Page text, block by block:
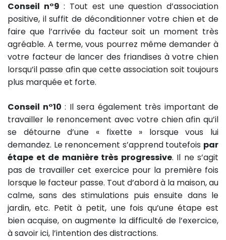
Conseil n°9 : Tout est une question d’association
positive, il suffit de déconditionner votre chien et de
faire que l’arrivée du facteur soit un moment très
agréable. A terme, vous pourrez même demander à
votre facteur de lancer des friandises à votre chien
lorsqu’il passe afin que cette association soit toujours
plus marquée et forte.
Conseil n°10 : Il sera également très important de
travailler le renoncement avec votre chien afin qu’il
se détourne d’une « fixette » lorsque vous lui
demandez. Le renoncement s’apprend toutefois par
étape et de manière très progressive. Il ne s’agit
pas de travailler cet exercice pour la première fois
lorsque le facteur passe. Tout d’abord à la maison, au
calme, sans des stimulations puis ensuite dans le
jardin, etc. Petit à petit, une fois qu’une étape est
bien acquise, on augmente la difficulté de l’exercice,
à savoir ici, l’intention des distractions.